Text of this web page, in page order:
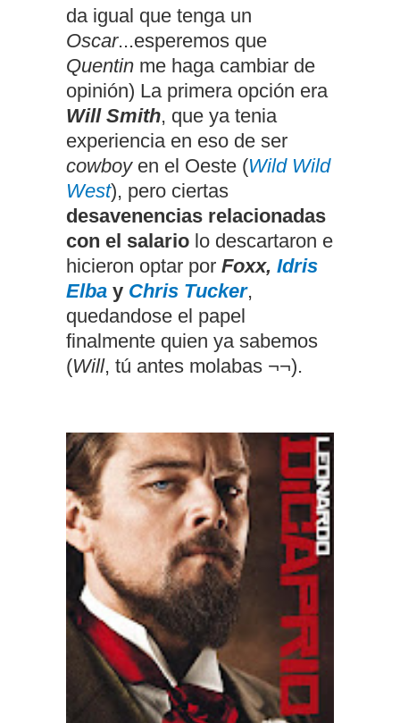
da igual que tenga un
Oscar...esperemos que
Quentin me haga cambiar de
opinión) La primera opción era
Will Smith, que ya tenia
experiencia en eso de ser
cowboyen el Oeste (Wild Wild
West), pero ciertas
desavenencias relacionadas
con el salario lo descartaron e
hicieron optar por Foxx, Idris
Elba y Chris Tucker,
quedandose el papel
finalmente quien ya sabemos
(Will, tú antes molabas ¬¬).